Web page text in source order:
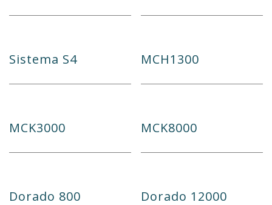
Sistema S4 MCH1300
MCK3000 MCK8000
Dorado 800 Dorado 12000